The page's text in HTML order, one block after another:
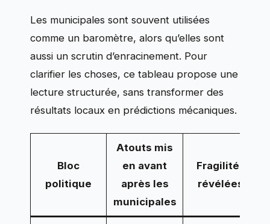
Les municipales sont souvent utilisées
comme un baromètre, alors qu’elles sont
aussi un scrutin d’enracinement. Pour
clarifier les choses, ce tableau propose une
lecture structurée, sans transformer des
résultats locaux en prédictions mécaniques.
Bloc
politique
Atouts mis
en avant
après les
municipales
Fragilités
révélées